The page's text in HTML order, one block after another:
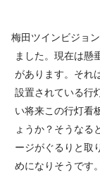
梅田ツインビジョ
ました。現在は懸
があります。それ
設置されている行
い将来この行灯看
ょうか？そうなる
ージがぐるりと取
めになりそうです